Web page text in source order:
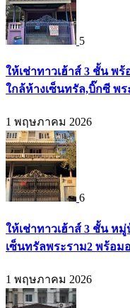
5
ให้เช่าทาวเฮ้าส์ 3 ชั้น พ
ใกล้ห้างเซ็นทรัล,บิ๊กซี พร
1 พฤษภาคม 2026
6
ให้เช่าทาวเฮ้าส์ 3 ชั้น ห
เซ็นทรัลพระราม2 พร้อมอ
1 พฤษภาคม 2026